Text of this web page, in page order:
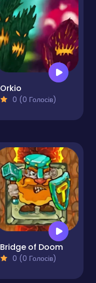
Orkio
0 (0 Голосів)
Bridge of Doom
0 (0 Голосів)